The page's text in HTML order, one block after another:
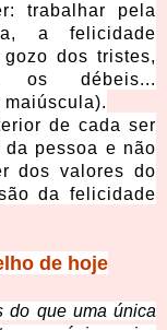
trabalhar pela
a felicidade
dos tristes,
os débeis...
de cada ser
da pessoa e não
dos valores do
da felicidade
de hoje
do que uma única